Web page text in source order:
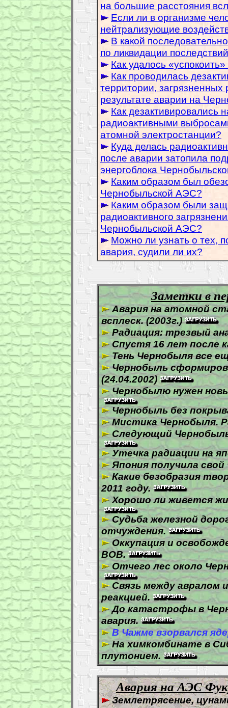
на большие расстояния
Если ли в организме
нейтрализующие
В какой
по ликвидации
Как удалось
Как проводилась
территории,
результате аварии на
Как дезактивировались
радиоактивными
атомной электростанции?
Куда делась
после аварии затопила
энергоблока
Каким образом был
Чернобыльской АЭС?
Каким образом были
радиоактивного
Чернобыльской АЭС?
Можно ли узнать о тех,
авария, судили ли их?
Заметки в
Авария на атомной
всплеск. (2003г.)
Радиация: трезвый
Спустя 16 лет после
Тень Чернобыля все
Чернобыль
(24.04.2002)
Чернобылю нужен
Чернобыль без
Мистика Чернобыля.
Следующий
Утечка радиации на
Япония получила
Какие безобразия
2011 году.
Хорошо ли живется
Судьба железной
отчуждения.
Оккупация и
ВОВ.
Отчего лес около
Связь между авралом
реакцией.
До катастрофы в
авария.
В Чажме взорвался
На химкомбинате в
плутонием.
Авария на АЭС
Землетрясение,